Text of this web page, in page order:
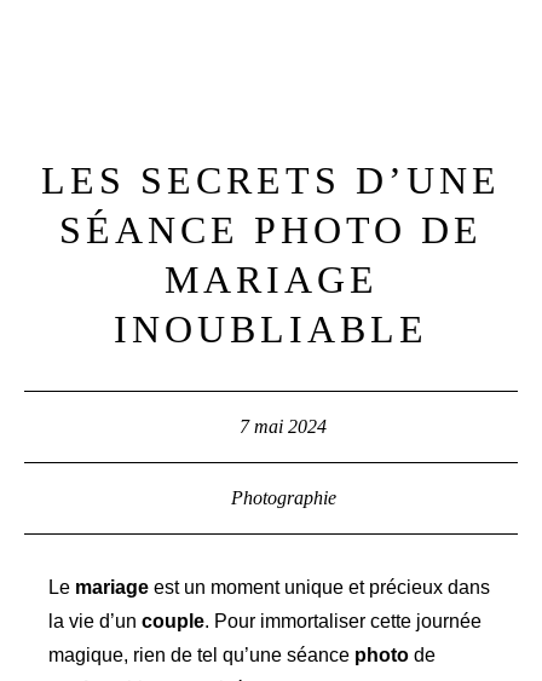
LES SECRETS D’UNE
SÉANCE PHOTO DE
MARIAGE
INOUBLIABLE
7 mai 2024
Photographie
Le mariage est un moment unique et précieux dans
la vie d’uncouple. Pour immortaliser cette journée
magique, rien de tel qu’une séance photo de